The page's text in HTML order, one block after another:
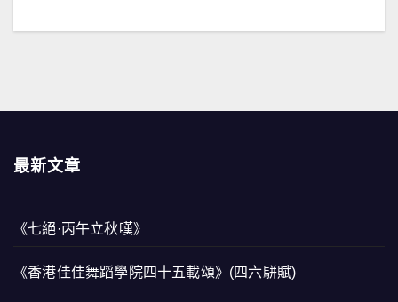
最新文章
《七絕·丙午立秋嘆》
《香港佳佳舞蹈學院四十五載頌》(四六駢賦)